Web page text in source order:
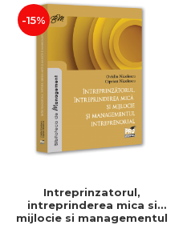
-15%
Intreprinzatorul,
intreprinderea mica si
mijlocie si managementul